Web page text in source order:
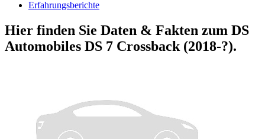
Erfahrungsberichte
Hier finden Sie Daten & Fakten zum DS
Automobiles DS 7 Crossback (2018-?).